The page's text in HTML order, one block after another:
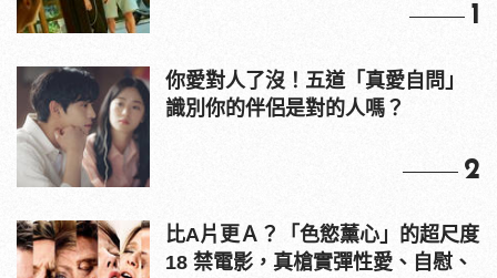
1
你愛對人了沒！五道「真愛自問」
識別你的伴侶是對的人嗎？
2
比A片更Ａ？「色慾薰心」的超尺度
18 禁電影，真槍實彈性愛、自慰、